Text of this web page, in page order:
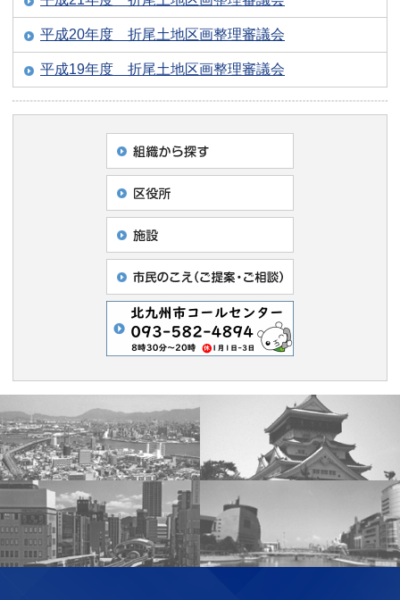
平成20年度 折尾土地区画整理審議会
平成19年度 折尾土地区画整理審議会